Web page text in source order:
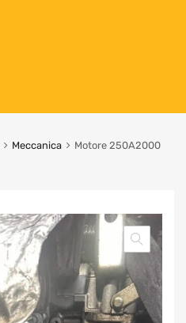
Meccanica
Motore 250A2000